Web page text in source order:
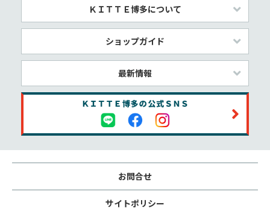
ＫＩＴＴＥ博多について
ショップガイド
最新情報
お問合せ
サイトポリシー